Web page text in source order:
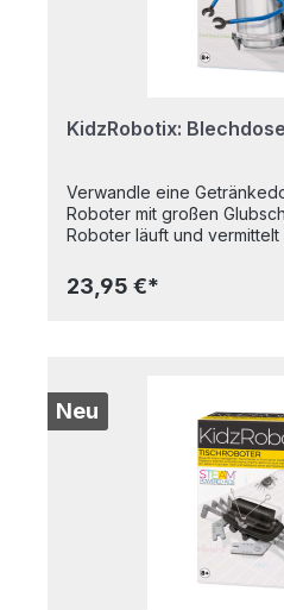
aus 16 Teilen, Notfall-
Papierkartonbogen mit
Codierscheibe, 2
KidzRobotix:
Verwandle eine
Roboter mit großen
Roboter läuft und
bauen aus einer
technisches Spielzeug –
Erstaunen. Zusätzlich
Getränkedose. Inhalt: 4
Bein, 1 langes Bein, 2
Plastikröhrchen-
Getriebe, Schrauben, 4
Abdeckkappen, 1
und Kabel, 2 Kulleraugen,
und Achsenabdeckung, 1
Körperplatte, 2 biegsame
23,95 €*
Neu